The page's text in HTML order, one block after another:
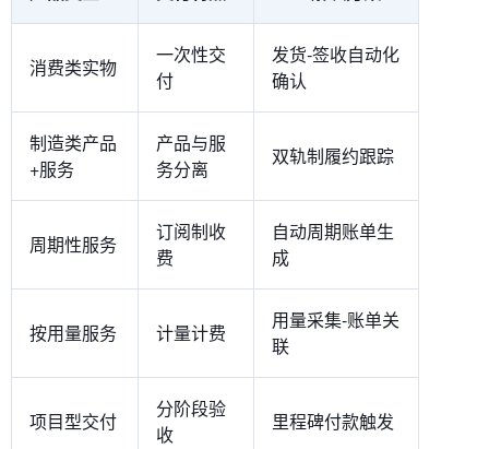
消费类实物
一次性交
付
发货-签收自动化
确认
制造类产品
+服务
产品与服
务分离
双轨制履约跟踪
周期性服务
订阅制收
费
自动周期账单生
成
按用量服务 计量计费
用量采集-账单关
联
项目型交付
分阶段验
收
里程碑付款触发